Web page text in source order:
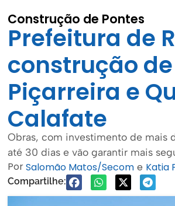
Construção de Pontes
Prefeitura de
construção
Piçarreira e
Calafate
Obras, com investimento de mais
até 30 dias e vão garantir mais
PorSalomão Matos/Secom e Katia
Compartilhe: